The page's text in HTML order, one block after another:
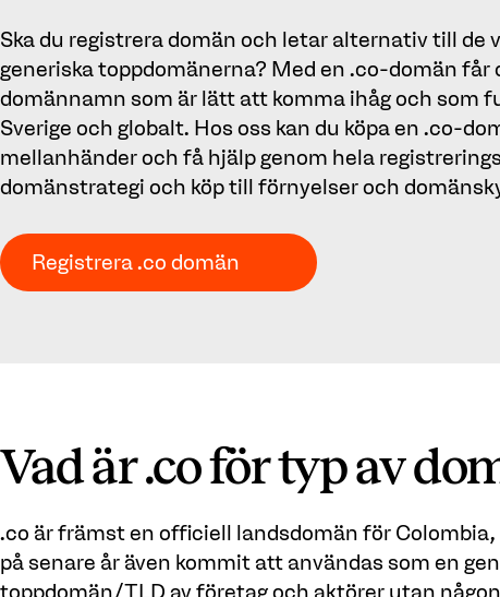
Ska du registrera domän och letar alternativ till de
generiska toppdomänerna? Med en .co-domän får
domännamn som är lätt att komma ihåg och som
Sverige och globalt. Hos oss kan du köpa en .co-
mellanhänder och få hjälp genom hela
domänstrategi och köp till förnyelser och
Registrera .co domän
Vad är .co för typ av
.co är främst en officiell landsdomän för
på senare år även kommit att användas som en
toppdomän/TLD av företag och aktörer utan